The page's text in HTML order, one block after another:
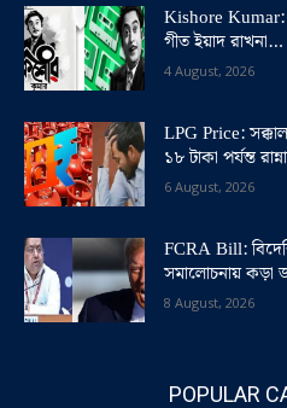
Kishore Kumar:
গীত ইয়াদ রাখনা…
4 August, 2026
LPG Price:
১৮ টাকা পর্যন্ত
6 August, 2026
FCRA Bill:
সমালোচনায় কড়া
8 August, 2026
POPULAR